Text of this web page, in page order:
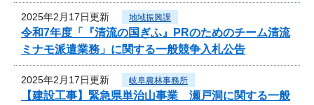
2025年2月17日更新 地域振興課
令和7年度「『清流の国ぎふ』PRのためのチーム清流
ミナモ派遣業務」に関する一般競争入札公告
2025年2月17日更新 岐阜農林事務所
【建設工事】緊急県単治山事業 瀬戸洞に関する一般